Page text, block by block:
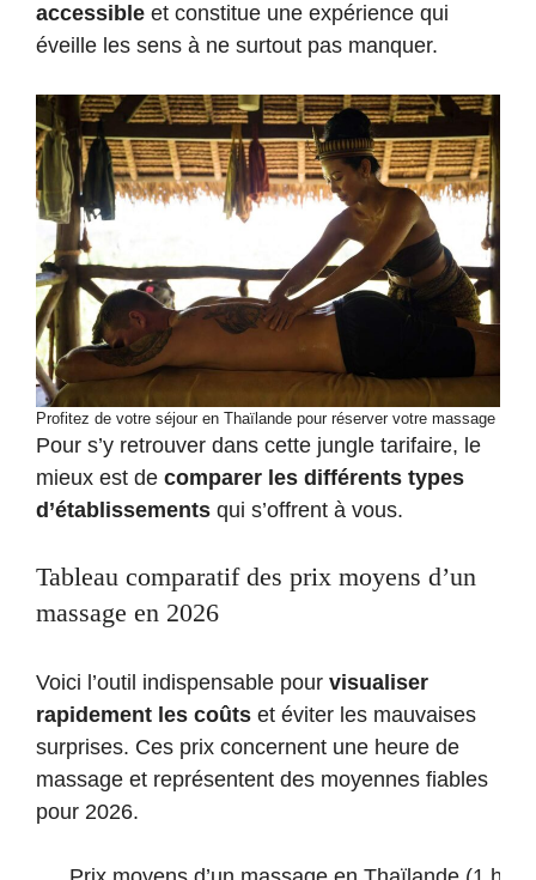
accessible et constitue une expérience qui
éveille les sens à ne surtout pas manquer.
Profitez de votre séjour en Thaïlande pour réserver votre massage
Pour s’y retrouver dans cette jungle tarifaire, le
mieux est de comparer les différents types
d’établissements qui s’offrent à vous.
Tableau comparatif des prix moyens d’un
massage en 2026
Voici l’outil indispensable pour visualiser
rapidement les coûts et éviter les mauvaises
surprises. Ces prix concernent une heure de
massage et représentent des moyennes fiables
pour 2026.